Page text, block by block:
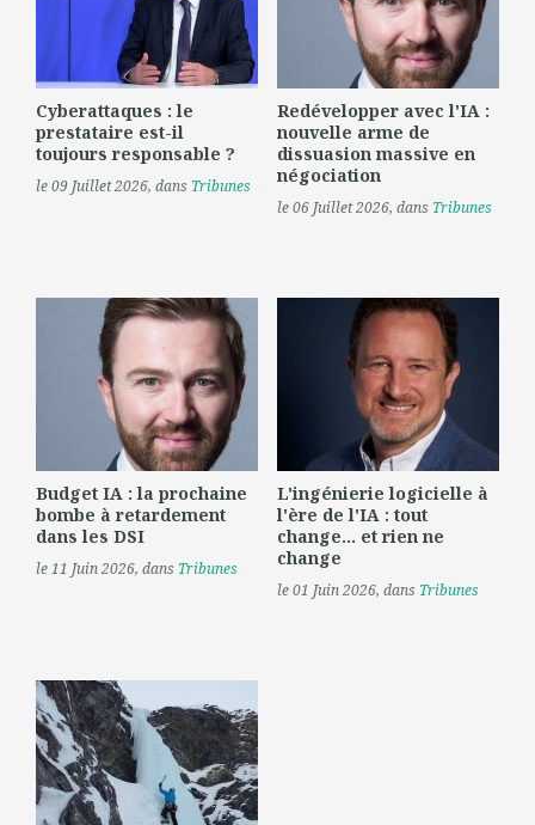
Cyberattaques : le
prestataire est-il
toujours responsable ?
le 09 Juillet 2026, dans Tribunes
Redévelopper avec l'IA :
nouvelle arme de
dissuasion massive en
négociation
le 06 Juillet 2026, dans Tribunes
Budget IA : la prochaine
bombe à retardement
dans les DSI
le 11 Juin 2026, dans Tribunes
L'ingénierie logicielle à
l'ère de l'IA : tout
change... et rien ne
change
le 01 Juin 2026, dans Tribunes